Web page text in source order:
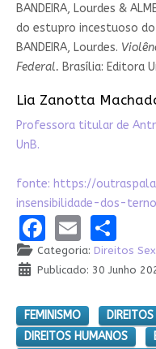
BANDEIRA, Lourdes &
do estupro incestuoso do
BANDEIRA, Lourdes.
Federal. Brasília: Editora
Lia Zanotta
Professora titular de
UnB.
fonte: https://
insensibilidade-dos-
Facebook
Email
Categoria: Direitos
Publicado: 30 Junho
FEMINISMO
DIREITOS HUMANOS